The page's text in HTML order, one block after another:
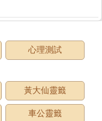
心理測試
黃大仙靈籤
車公靈籤